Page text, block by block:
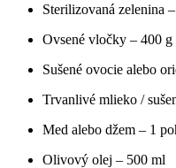
Sterilizovaná zelenina
Ovsené vločky – 400 g
Sušené ovocie alebo
Trvanlivé mlieko /
Med alebo džem – 1
Olivový olej – 500 ml